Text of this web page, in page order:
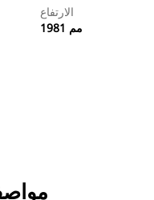
الارتفاع
1981 مم
مواصفات